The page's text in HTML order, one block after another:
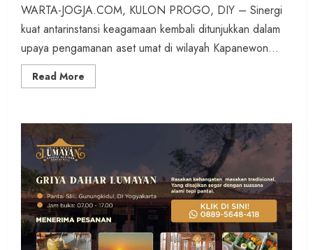
WARTA-JOGJA.COM, KULON PROGO, DIY – Sinergi
kuat antarinstansi keagamaan kembali ditunjukkan dalam
upaya pengamanan aset umat di wilayah Kapanewon...
Read More
more
Pengasih
dan
BWI
Sukseskan
Ikrar
Wakaf
Pemakaman
Keluarga
dan
Makam
Umum
di
Janturan